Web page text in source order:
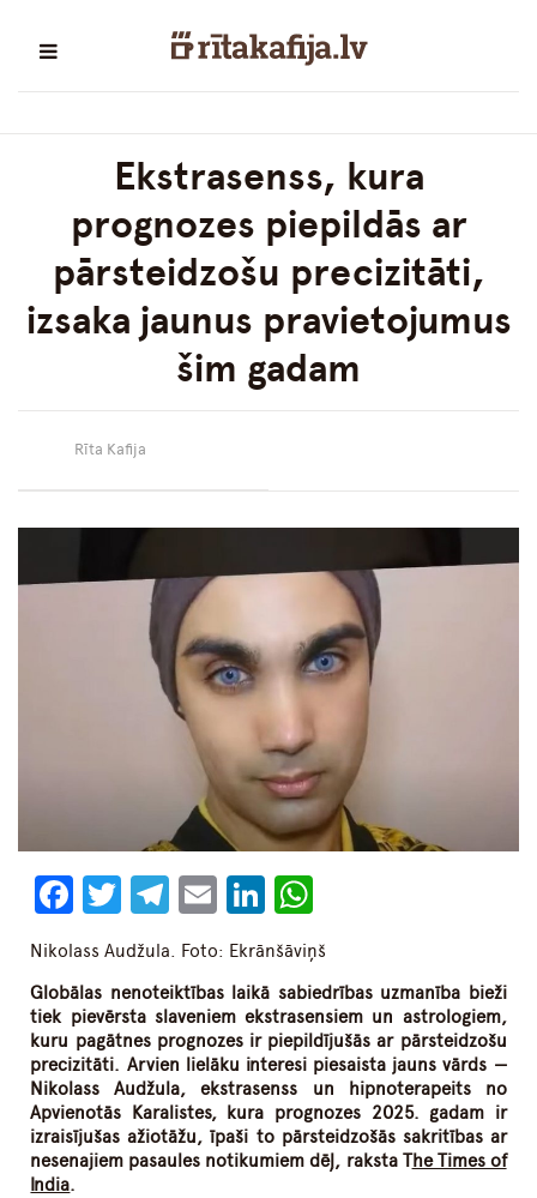
Ekstrasenss, kura
prognozes piepildās ar
pārsteidzošu precizitāti,
izsaka jaunus pravietojumus
šim gadam
Rīta Kafija
Facebook
Twitter
Telegram
EmailLinkedIn
Nikolass Audžula. Foto: Ekrānšāviņš
Globālas nenoteiktības laikā sabiedrības uzmanība bieži
tiek pievērsta slaveniem ekstrasensiem un astrologiem,
kuru pagātnes prognozes ir piepildījušās ar pārsteidzošu
precizitāti. Arvien lielāku interesi piesaista jauns vārds —
Nikolass Audžula, ekstrasenss un hipnoterapeits no
Apvienotās Karalistes, kura prognozes 2025. gadam ir
izraisījušas ažiotāžu, īpaši to pārsteidzošās sakritības ar
nesenajiem pasaules notikumiem dēļ, raksta The Times of
India.